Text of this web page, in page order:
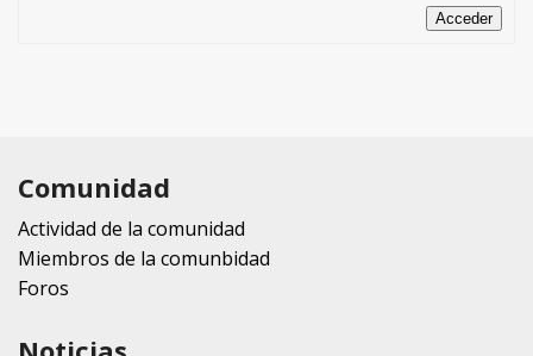
Acceder
Comunidad
Actividad de la comunidad
Miembros de la comunbidad
Foros